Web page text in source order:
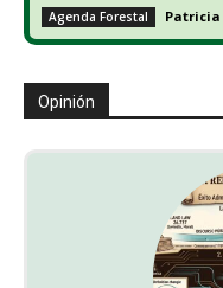
Agenda Forestal Patricia
Opinión